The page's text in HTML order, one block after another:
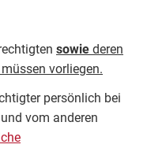
sowie deren
vorliegen.
persönlich bei
vom anderen